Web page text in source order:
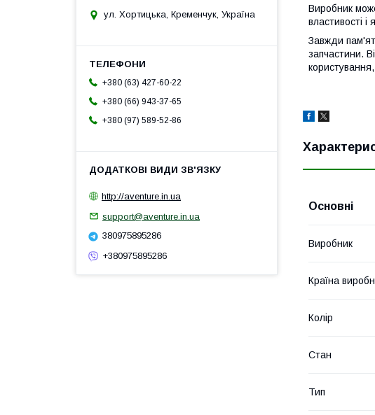
Виробник
властивості і
Завжди
запчастини.
Основні
Виробник
Країна
Колір
Стан
Тип
ул. Хортицька, Кременчук, Україна
+380 (63) 427-60-22
+380 (66) 943-37-65
+380 (97) 589-52-86
http://aventure.in.ua
support@aventure.in.ua
380975895286
+380975895286